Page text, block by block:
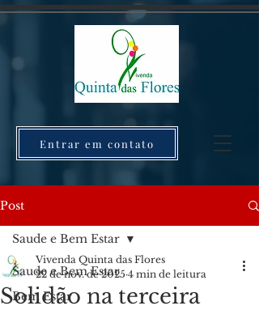
Entrar em contato
Post
Saude e Bem Estar
Bem Estar
Saude e Bem Estar
Solidão na terceira
Vivenda Quinta das Flores
22 de nov. de 2025 4 min de leitura